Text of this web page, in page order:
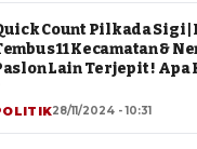
Count Pilkada Sigi
11 Kecamatan &
Lain Terjepit ! Apa
28/11/2024 - 10:31